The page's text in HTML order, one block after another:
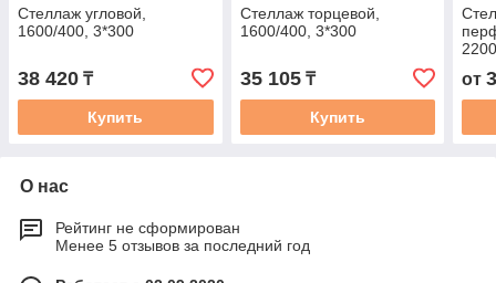
Стеллаж угловой,
1600/400, 3*300
38 420 ₸
Купить
Стеллаж торцевой,
1600/400, 3*300
35 105₸
Купить
от
О нас
Рейтинг не сформирован
Менее 5 отзывов за последний год